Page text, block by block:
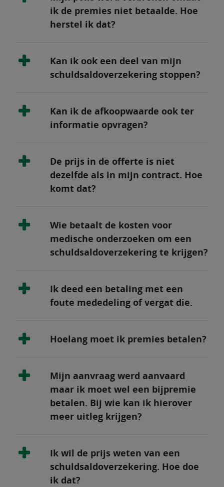
ik de premies niet betaalde. Hoe
herstel ik dat?
Kan ik ook een deel van mijn
schuldsaldoverzekering stoppen?
Kan ik de afkoopwaarde ook ter
informatie opvragen?
De prijs in de offerte is niet
dezelfde als in mijn contract. Hoe
komt dat?
Wie betaalt de kosten voor
medische onderzoeken om een
schuldsaldoverzekering te krijgen?
Ik deed een betaling met een
foute mededeling of vergat die.
Hoelang moet ik premies betalen?
Mijn aanvraag werd aanvaard
maar ik moet wel een bijpremie
betalen. Bij wie kan ik hierover
meer uitleg krijgen?
Ik wil de prijs weten van een
schuldsaldoverzekering. Hoe doe
ik dat?